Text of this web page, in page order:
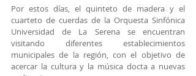
Por estos días, el quinteto de madera y el
cuarteto de cuerdas de la Orquesta Sinfónica
Universidad de La Serena se encuentran
visitando diferentes establecimientos
municipales de la región, con el objetivo de
acercar la cultura y la música docta a nuevas